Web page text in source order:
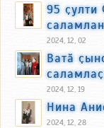
95
2024, 12, 02
Ватӑ
2024, 12, 19
Нина
2024, 12, 28